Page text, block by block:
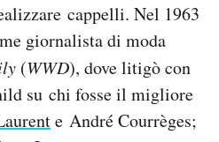
cappelli. Nel 1963
giornalista di moda
(WWD), dove litigò con
su chi fosse il migliore
e André Courrèges;